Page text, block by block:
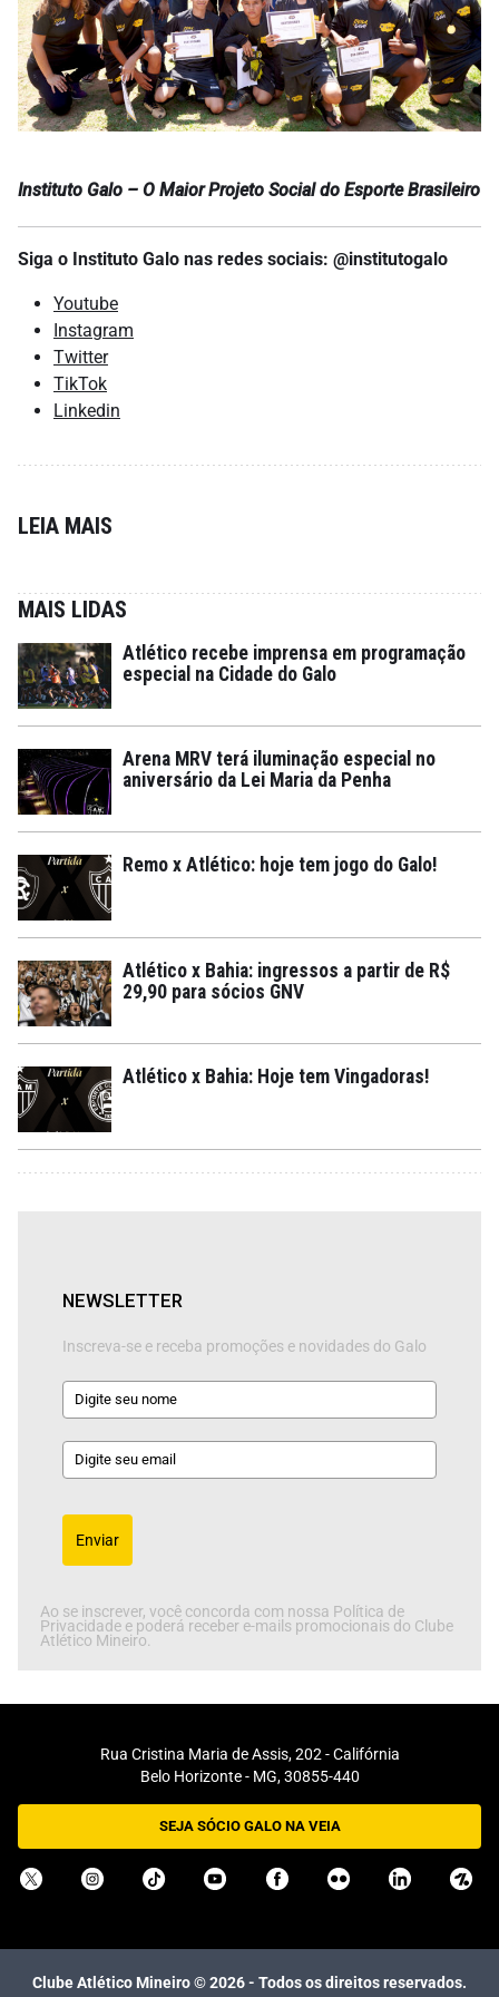
Instituto Galo – O Maior Projeto Social do Esporte Brasileiro
Siga o Instituto Galo nas redes sociais: @institutogalo
Youtube
Instagram
Twitter
TikTok
Linkedin
LEIA MAIS
MAIS LIDAS
Atlético recebe imprensa em programação
especial na Cidade do Galo
Arena MRV terá iluminação especial no
aniversário da Lei Maria da Penha
Remo x Atlético: hoje tem jogo do Galo!
Atlético x Bahia: ingressos a partir de R$
29,90 para sócios GNV
Atlético x Bahia: Hoje tem Vingadoras!
NEWSLETTER
Inscreva-se e receba promoções e novidades do Galo
Enviar
Ao se inscrever, você concorda com nossa Política de
Privacidade e poderá receber e-mails promocionais do Clube
Atlético Mineiro.
Rua Cristina Maria de Assis, 202 - Califórnia
Belo Horizonte - MG, 30855-440
SEJA SÓCIO GALO NA VEIA
Clube Atlético Mineiro ©2026- Todos os direitos reservados.